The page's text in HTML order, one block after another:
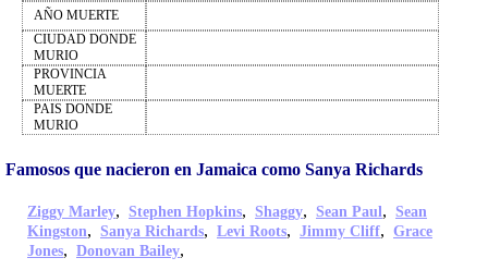
AÑO MUERTE
CIUDAD DONDE
MURIO
PROVINCIA
MUERTE
PAIS DONDE
MURIO
Famosos que nacieron en Jamaica como Sanya Richards
Ziggy Marley, Stephen Hopkins, Shaggy, Sean Paul, Sean
Kingston, Sanya Richards, Levi Roots, Jimmy Cliff, Grace
Jones, Donovan Bailey,